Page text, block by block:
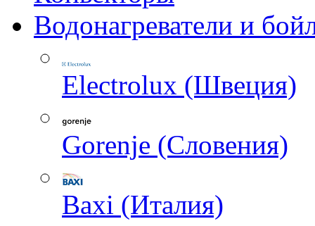
Водонагреватели и
Electrolux (Швеция)
Gorenje (Словения)
Baxi (Италия)